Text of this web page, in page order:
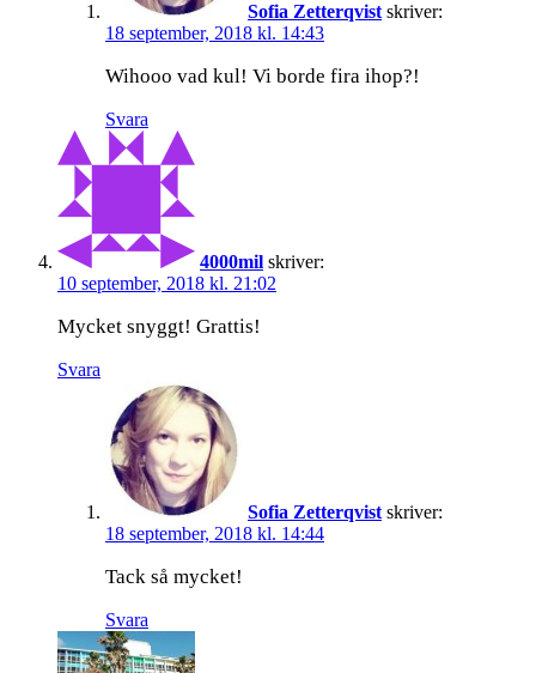
Sofia Zetterqvist skriver:
18 september, 2018 kl. 14:43
Wihooo vad kul! Vi borde fira ihop?!
Svara
4000mil skriver:
10 september, 2018 kl. 21:02
Mycket snyggt! Grattis!
Svara
Sofia Zetterqvist skriver:
18 september, 2018 kl. 14:44
Tack så mycket!
Svara